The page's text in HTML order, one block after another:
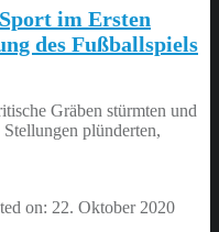
im Ersten
des Fußballspiels
Gräben stürmten und
plünderten,
on: 22. Oktober 2020